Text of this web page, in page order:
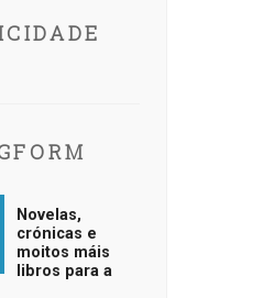
Novelas,
crónicas e
moitos máis
libros para a